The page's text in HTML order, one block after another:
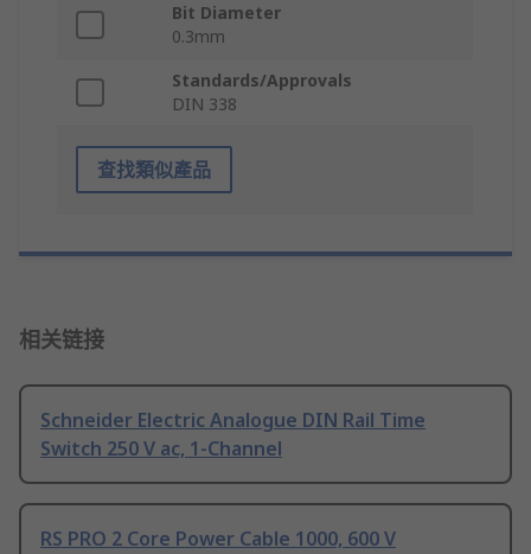
Bit Diameter
0.3mm
Standards/Approvals
DIN 338
查找類似產品
相关链接
Schneider Electric Analogue DIN Rail Time
Switch 250 V ac, 1-Channel
RS PRO 2 Core Power Cable 1000, 600 V